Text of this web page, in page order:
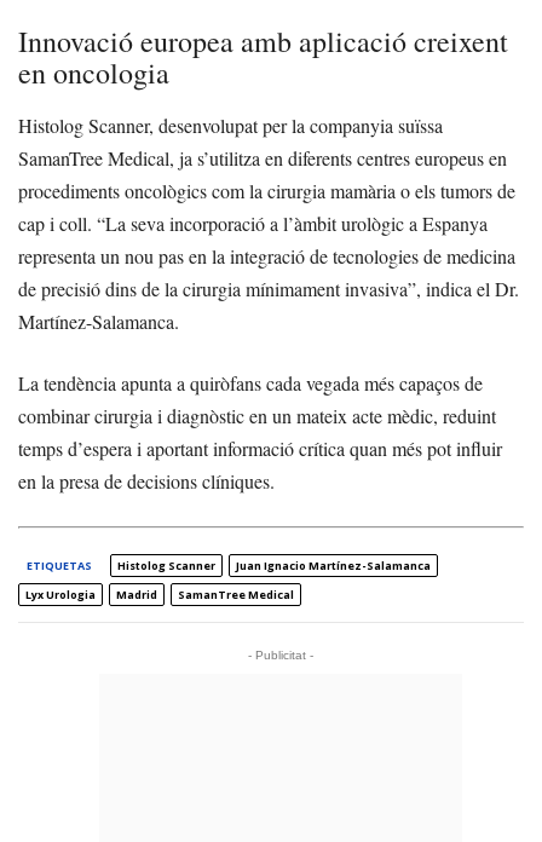
Innovació europea amb aplicació creixent
en oncologia
Histolog Scanner, desenvolupat per la companyia suïssa
SamanTree Medical, ja s’utilitza en diferents centres europeus en
procediments oncològics com la cirurgia mamària o els tumors de
cap i coll. “La seva incorporació a l’àmbit urològic a Espanya
representa un nou pas en la integració de tecnologies de medicina
de precisió dins de la cirurgia mínimament invasiva”, indica el Dr.
Martínez-Salamanca.
La tendència apunta a quiròfans cada vegada més capaços de
combinar cirurgia i diagnòstic en un mateix acte mèdic, reduint
temps d’espera i aportant informació crítica quan més pot influir
en la presa de decisions clíniques.
ETIQUETAS Histolog Scanner
Juan Ignacio Martínez-Salamanca
Lyx Urologia
Madrid SamanTree Medical
- Publicitat -